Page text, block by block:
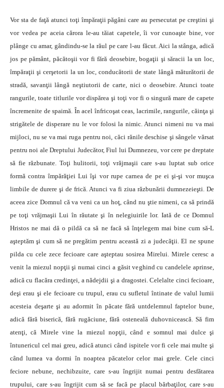
Vor sta de faţă atunci toţi împăraţii păgâni care au persecutat pe creştini şi
vor vedea pe aceia cărora le-au tăiat capetele, îi vor cunoaşte bine, vor
plânge cu amar, gândindu-se la răul pe care l-au făcut. Aici la stânga, adică
jos pe pământ, păcătoşii vor fi fără deosebire, bogaţii şi săracii la un loc,
împăraţii şi cerşetorii la un loc, conducătorii de state lângă măturătorii de
stradă, savanţii lângă neştiutorii de carte, nici o deosebire. Atunci toate
rangurile, toate titlurile vor dispărea şi toţi vor fi o singură mare de capete
încremenite de spaimă. În acel înfricoşat ceas, lacrimile, rangurile, căinţa şi
strigătele de disperare nu le vor folosi la nimic. Atunci nimeni nu va mai
mijloci, nu se va mai ruga pentru noi, căci rănile deschise şi sângele vărsat
pentru noi ale Dreptului Judecător, Fiul lui Dumnezeu, vor cere pe dreptate
să fie răzbunate. Toţi hulitorii, toţi vrăjmaşii care s-au luptat sub orice
formă contra împărăţiei Lui îşi vor rupe carnea de pe ei şi-şi vor muşca
limbile de durere şi de frică. Atunci va fi ziua răzbunării dumnezeieşti. De
aceea zice Domnul că va veni ca un hoţ, când nu ştie nimeni, ca să prindă
pe toţi vrăjmaşii Lui în răutate şi în nelegiuirile lor. Iată de ce Domnul
Hristos ne mai dă o pildă ca să ne facă să înţelegem mai bine cum să-L
aşteptăm şi cum să ne pregătim pentru această zi a judecăţii. El ne spune
pilda cu cele zece fecioare care aşteptau sosirea Mirelui. Mirele ceresc a
venit la miezul nopţii şi numai cinci a găsit veghind cu candelele aprinse,
adică cu flacăra credinţei, a nădejdii şi a dragostei. Celelalte cinci fecioare,
deşi erau şi ele fecioare cu trupul, erau cu sufletul întinate de valul lumii
acesteia deşarte şi au adormit în păcate fără untdelemnul faptelor bune,
adică fără biserică, fără rugăciune, fără osteneală duhovnicească. Să fim
atenţi, că Mirele vine la miezul nopţii, când e somnul mai dulce şi
întunericul cel mai greu, adică atunci când ispitele vor fi cele mai multe şi
când lumea va dormi în noaptea păcatelor celor mai grele. Cele cinci
feciore nebune, nechibzuite, care s-au îngrijit numai pentru desfătarea
trupului, care s-au îngrijit cum să se facă pe placul bărbaţilor, care s-au